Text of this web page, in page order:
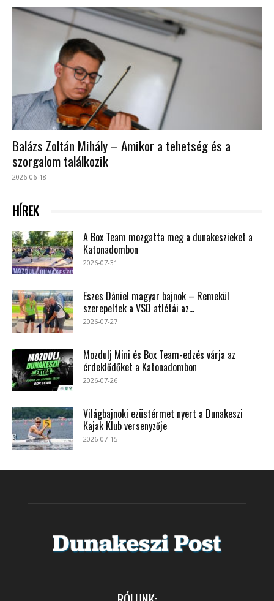
Balázs Zoltán Mihály – Amikor a tehetség és a
szorgalom találkozik
2026-06-18
HÍREK
A Box Team mozgatta meg a dunakeszieket a
Katonadombon
2026-07-31
Eszes Dániel magyar bajnok – Remekül
szerepeltek a VSD atlétái az...
2026-07-27
Mozdulj Mini és Box Team-edzés várja az
érdeklődőket a Katonadombon
2026-07-26
Világbajnoki ezüstérmet nyert a Dunakeszi
Kajak Klub versenyzője
2026-07-15